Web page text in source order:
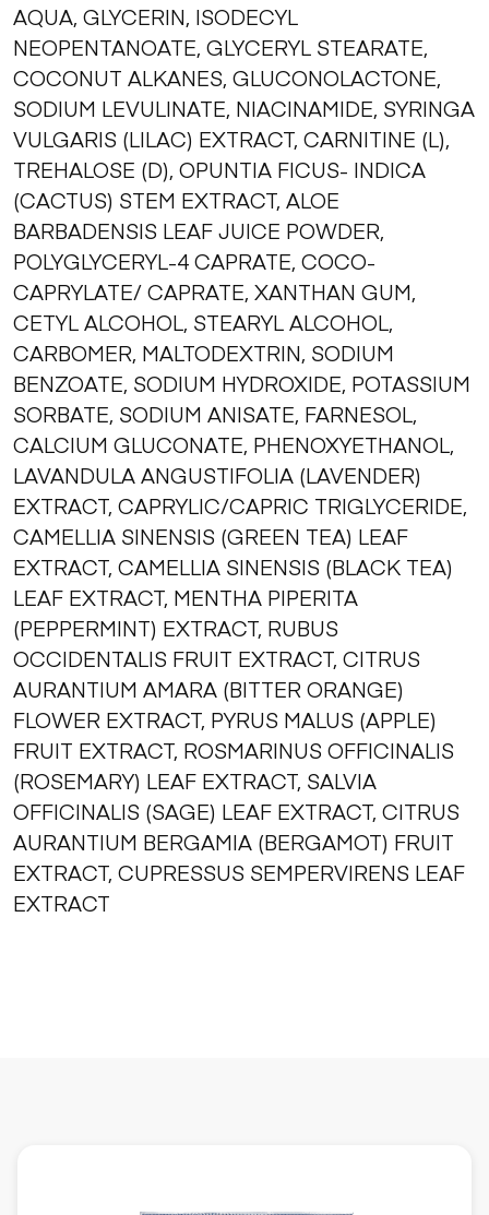
AQUA, GLYCERIN, ISODECYL
NEOPENTANOATE, GLYCERYL STEARATE,
COCONUT ALKANES, GLUCONOLACTONE,
SODIUM LEVULINATE, NIACINAMIDE, SYRINGA
VULGARIS (LILAC) EXTRACT, CARNITINE (L),
TREHALOSE (D), OPUNTIA FICUS- INDICA
(CACTUS) STEM EXTRACT, ALOE
BARBADENSIS LEAF JUICE POWDER,
POLYGLYCERYL-4 CAPRATE, COCO-
CAPRYLATE/ CAPRATE, XANTHAN GUM,
CETYL ALCOHOL, STEARYL ALCOHOL,
CARBOMER, MALTODEXTRIN, SODIUM
BENZOATE, SODIUM HYDROXIDE, POTASSIUM
SORBATE, SODIUM ANISATE, FARNESOL,
CALCIUM GLUCONATE, PHENOXYETHANOL,
LAVANDULA ANGUSTIFOLIA (LAVENDER)
EXTRACT, CAPRYLIC/CAPRIC TRIGLYCERIDE,
CAMELLIA SINENSIS (GREEN TEA) LEAF
EXTRACT, CAMELLIA SINENSIS (BLACK TEA)
LEAF EXTRACT, MENTHA PIPERITA
(PEPPERMINT) EXTRACT, RUBUS
OCCIDENTALIS FRUIT EXTRACT, CITRUS
AURANTIUM AMARA (BITTER ORANGE)
FLOWER EXTRACT, PYRUS MALUS (APPLE)
FRUIT EXTRACT, ROSMARINUS OFFICINALIS
(ROSEMARY) LEAF EXTRACT, SALVIA
OFFICINALIS (SAGE) LEAF EXTRACT, CITRUS
AURANTIUM BERGAMIA (BERGAMOT) FRUIT
EXTRACT, CUPRESSUS SEMPERVIRENS LEAF
EXTRACT